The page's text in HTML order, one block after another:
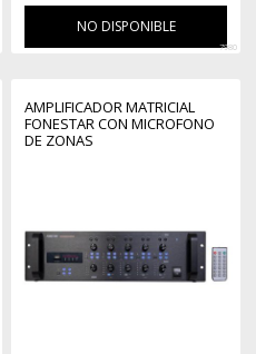
NO DISPONIBLE
7980
AMPLIFICADOR MATRICIAL
FONESTAR CON MICROFONO
DE ZONAS